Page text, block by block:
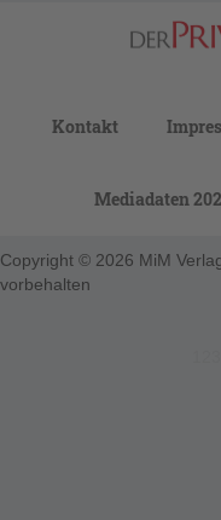
Kontakt
Mediadaten
Copyright © 2026 MiM
vorbehalten